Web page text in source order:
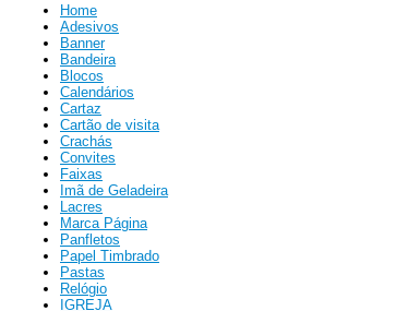
Home
Adesivos
Banner
Bandeira
Blocos
Calendários
Cartaz
Cartão de visita
Crachás
Convites
Faixas
Imã de Geladeira
Lacres
Marca Página
Panfletos
Papel Timbrado
Pastas
Relógio
IGREJA